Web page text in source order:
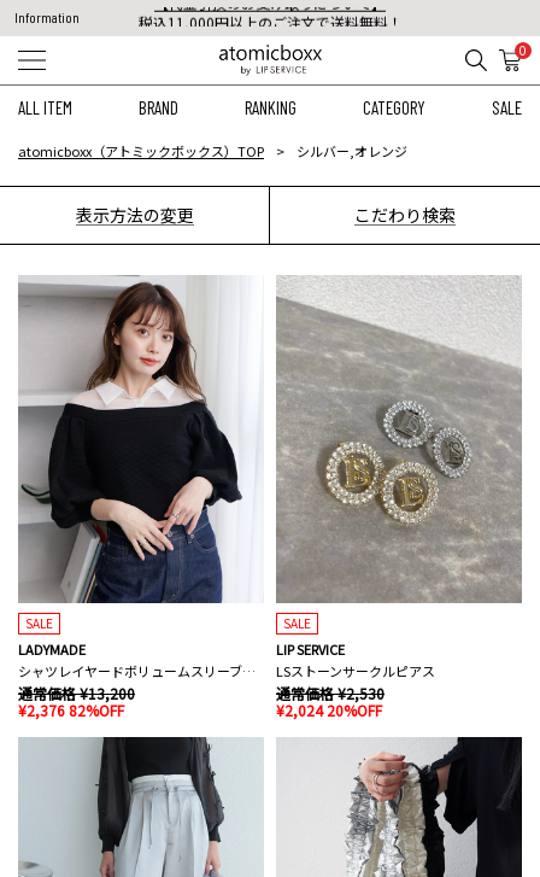
Information
税込11,000円以上のご注文で送料無料！
【重要】予約商品のお支払い方法（代金引換）変更に関するお知らせ
0
ALL ITEM BRAND RANKING CATEGORY SALE
atomicboxx（アトミックボックス）TOP シルバー,オレンジ
表示方法の変更 こだわり検索
SALE
LADYMADE
シャツレイヤードボリュームスリーブニット
通常価格 ¥13,200
¥2,376 82%OFF
SALE
LIP SERVICE
LSストーンサークルピアス
通常価格 ¥2,530
¥2,024 20%OFF